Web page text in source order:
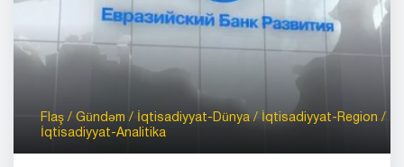
Flaş / Gündəm / İqtisadiyyat-Dünya / İqtisadiyyat-Region /
İqtisadiyyat-Analitika